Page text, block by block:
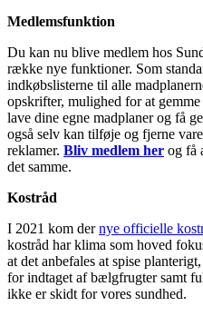
Medlemsfunktion
Du kan nu blive medlem hos
række nye funktioner. Som
indkøbslisterne til alle
opskrifter, mulighed for at
lave dine egne madplaner og få
også selv kan tilføje og fjerne
reklamer. Bliv medlem her og få
det samme.
Kostråd
I 2021 kom dernye officielle
kostråd har klima som hoved
at det anbefales at spise
for indtaget af bælgfrugter samt
ikke er skidt for vores sundhed.